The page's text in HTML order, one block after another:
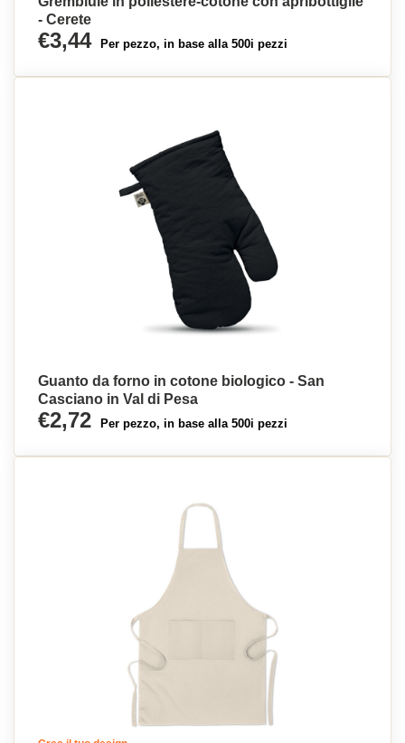
- Cerete
€3,44 Per pezzo, in base alla 500i pezzi
Guanto da forno in cotone biologico - San
Casciano in Val di Pesa
€2,72 Per pezzo, in base alla 500i pezzi